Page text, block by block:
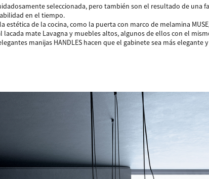
seleccionada, pero también son el resultado de una
en el tiempo.
de la cocina, como la puerta con marco de melamina
mate Lavagna y muebles altos, algunos de ellos con el
manijas HANDLES hacen que el gabinete sea más elegante